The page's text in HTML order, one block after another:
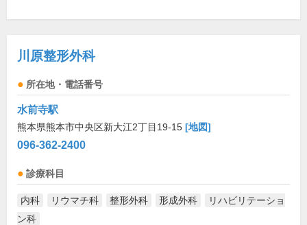
川原整形外科
所在地・電話番号
水前寺駅
熊本県熊本市中央区新大江2丁目19-15 [地図]
096-362-2400
診療科目
内科 リウマチ科 整形外科 形成外科
リハビリテーショ
ン科